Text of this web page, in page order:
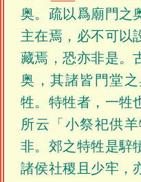
奥。疏以爲廟門之
主在焉，必不可以
藏焉，恐亦非是。
奥，其諸皆門堂
牲。特牲者，一牲
所云「小祭祀供
非。郊之特牲是騂
諸侯社稷且少牢，